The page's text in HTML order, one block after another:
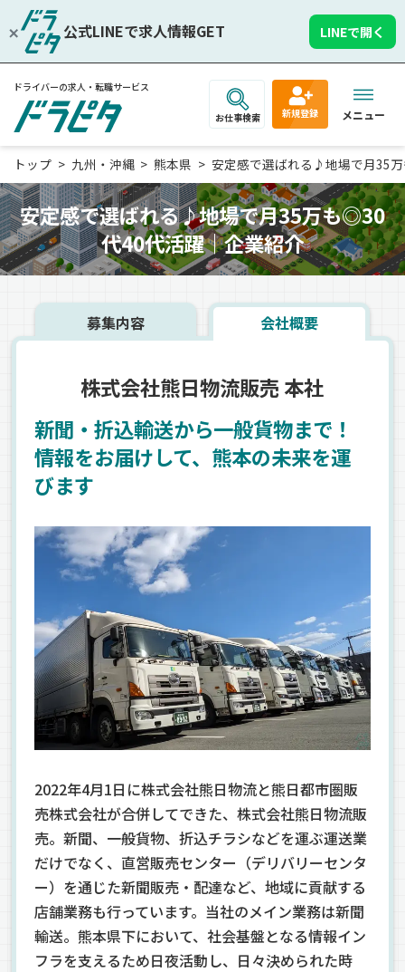
公式LINEで求人情報GET LINEで開く
ドライバーの求人・転職サービス
お仕事検索 新規登録 メニュー
トップ 九州・沖縄 熊本県 安定感で選ばれる♪地場で月35
安定感で選ばれる♪地場で月35万も◎30
代40代活躍｜企業紹介
募集内容 会社概要
株式会社熊日物流販売 本社
新聞・折込輸送から一般貨物まで！
情報をお届けして、熊本の未来を運
びます
2022年4月1日に株式会社熊日物流と熊日都市圏販
売株式会社が合併してできた、株式会社熊日物流販
売。新聞、一般貨物、折込チラシなどを運ぶ運送業
だけでなく、直営販売センター（デリバリーセンタ
ー）を通じた新聞販売・配達など、地域に貢献する
店舗業務も行っています。当社のメイン業務は新聞
輸送。熊本県下において、社会基盤となる情報イン
フラを支えるため日夜活動し、日々決められた時